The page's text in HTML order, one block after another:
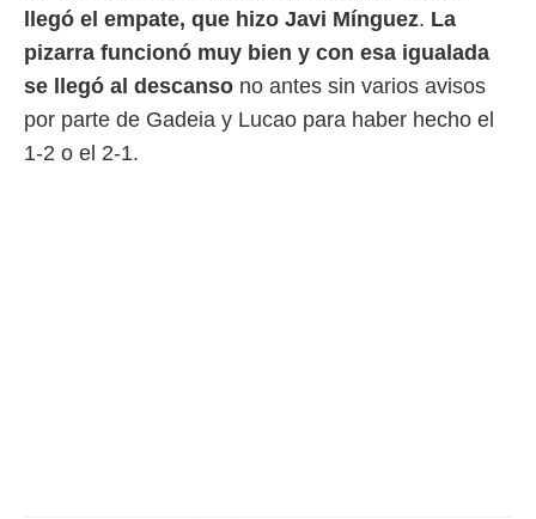
en
llegó el empate, que hizo Javi Mínguez. La
pizarra funcionó muy bien y con esa igualada
se llegó al descanso no antes sin varios avisos
por parte de Gadeia y Lucao para haber hecho el
1-2 o el 2-1.